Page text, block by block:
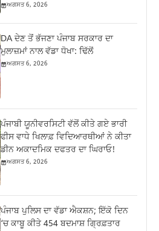
ਅਗਸਤ 6, 2026
DA ਦੇਣ‌ ਤੋਂ ਭੱਜਣਾ ਪੰਜਾਬ ਸਰਕਾਰ ਦਾ
ਮੁਲਾਜ਼ਮਾਂ ਨਾਲ ਵੱਡਾ ਧੋਖਾ: ਢਿੱਲੋਂ
ਅਗਸਤ 6, 2026
ਪੰਜਾਬੀ ਯੂਨੀਵਰਸਿਟੀ ਵੱਲੋਂ ਕੀਤੇ ਗਏ ਭਾਰੀ
ਫੀਸ ਵਾਧੇ ਖਿਲਾਫ਼ ਵਿਦਿਆਰਥੀਆਂ ਨੇ ਕੀਤਾ
ਡੀਨ ਅਕਾਦਮਿਕ ਦਫਤਰ ਦਾ ਘਿਰਾਓ!
ਅਗਸਤ 6, 2026
ਪੰਜਾਬ ਪੁਲਿਸ ਦਾ ਵੱਡਾ ਐਕਸ਼ਨ; ਇੱਕੋ ਦਿਨ
‘ਚ ਕਾਬੂ ਕੀਤੇ 454 ਬਦਮਾਸ਼ ਗ੍ਰਿਫ਼ਤਾਰ